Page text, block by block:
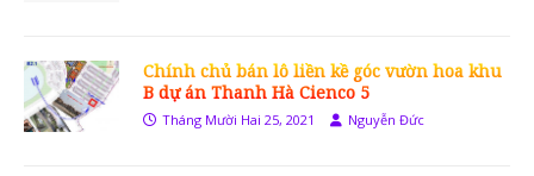
Chính chủ bán lô liền kề góc vườn hoa khu
B dự án Thanh Hà Cienco 5
Tháng Mười Hai 25, 2021 Nguyễn Đức